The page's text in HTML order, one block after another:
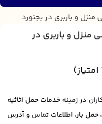
و باربری در
در زمینه خدمات حمل اثاثیه
حمل بار، اطلاعات تماس و آدرس